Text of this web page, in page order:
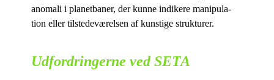
ano­ma­li i pla­net­ba­ner, der kun­ne in­di­ke­re ma­ni­pu­la­
tion el­ler til­ste­de­væ­rel­sen af kun­sti­ge strukturer.
Udfordringerne ved SETA